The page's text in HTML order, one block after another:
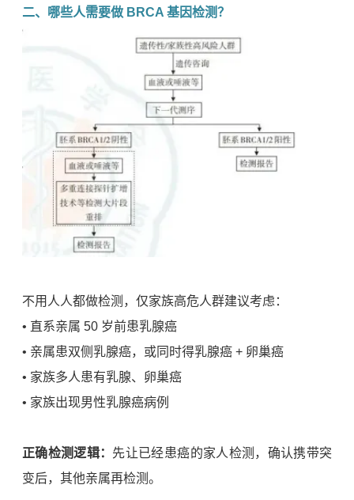
二、哪些人需要做 BRCA 基因检测？
不用人人都做检测，仅家族高危人群建议考虑：
• 直系亲属 50 岁前患乳腺癌
• 亲属患双侧乳腺癌，或同时得乳腺癌 + 卵巢癌
• 家族多人患有乳腺、卵巢癌
• 家族出现男性乳腺癌病例
正确检测逻辑： 先让已经患癌的家人检测，确认携带突
变后，其他亲属再检测。